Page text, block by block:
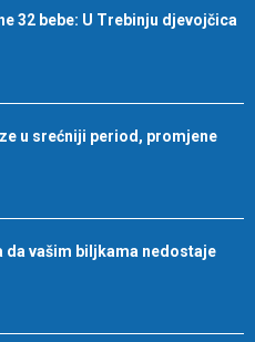
32 bebe: U Trebinju djevojčica
u srećniji period, promjene
da vašim biljkama nedostaje